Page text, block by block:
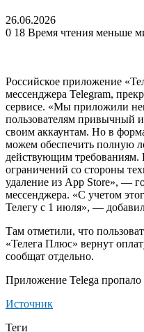
26.06.2026
0 18 Время чтения меньше
Российское приложение
мессенджера Telegram,
сервисе. «Мы приложили
пользователям привычный
своим аккаунтам. Но в
можем обеспечить полную
действующим требованиям.
ограничений со стороны
удаление из App Store», —
мессенджера. «С учетом
Телегу с 1 июля», —
Там отметили, что
«Телега Плюс» вернут
сообщат отдельно.
Приложение Telega пропало
Источник
Теги